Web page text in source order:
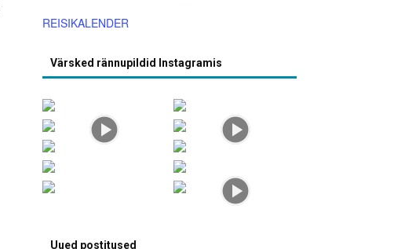
REISIKALENDER
Värsked rännupildid Instagramis
Uued postitused